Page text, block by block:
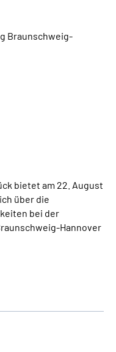
Braunschweig-
bietet am 22. August
über die
bei der
Hannover